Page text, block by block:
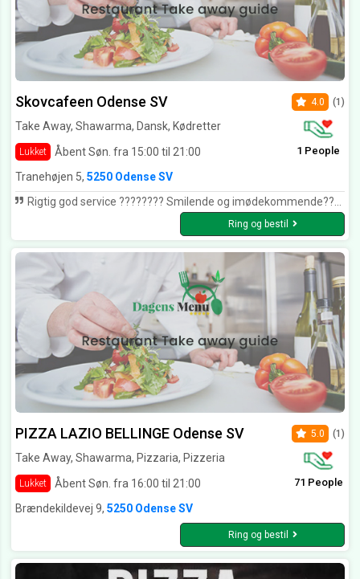
Skovcafeen Odense SV
Take Away, Shawarma, Dansk, Kødretter
Lukket Åbent Søn. fra 15:00 til 21:00
4.0 (1)
1 People
Tranehøjen 5, 5250 Odense SV
Rigtig god service ???????? Smilende og imødekommende???????? Maden er rigtig god og ikke stærk ????
Ring og bestil
PIZZA LAZIO BELLINGE Odense SV
Take Away, Shawarma, Pizzaria, Pizzeria
Lukket Åbent Søn. fra 16:00 til 21:00
5.0 (1)
71 People
Brændekildevej 9, 5250 Odense SV
Ring og bestil